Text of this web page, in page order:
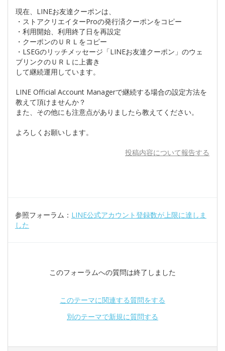
現在、LINEお友達クーポンは、
・ストアクリエイターProの発行済クーポンをコピー
・利用開始、利用終了日を再設定
・クーポンのＵＲＬをコピー
・LSEGのリッチメッセージ「LINEお友達クーポン」のウェ
ブリンクのＵＲＬに上書き
して継続運用しています。
LINE Official Account Managerで継続する場合の設定方法を
教えて頂けませんか？
また、その他にも注意点がありましたら教えてください。
よろしくお願いします。
投稿内容について報告する
参照フォーラム： LINE公式アカウント登録数が上限に達しま
した
このフォーラムへの質問は終了しました
このテーマに関連する質問をする
別のテーマで新規に質問する